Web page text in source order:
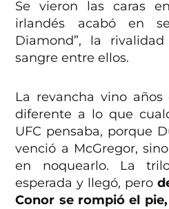
Se vieron las caras
irlandés acabó en
Diamond”, la
sangre entre ellos.
La revancha vino años
diferente a lo que
UFC pensaba, porque
venció a McGregor,
en noquearlo. La
esperada y llegó, pero
Conor se rompió el